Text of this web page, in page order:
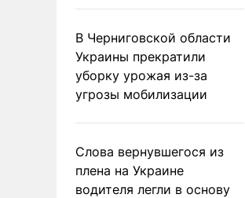
В Черниговской области
Украины прекратили
уборку урожая из-за
угрозы мобилизации
Слова вернувшегося из
плена на Украине
водителя легли в основу